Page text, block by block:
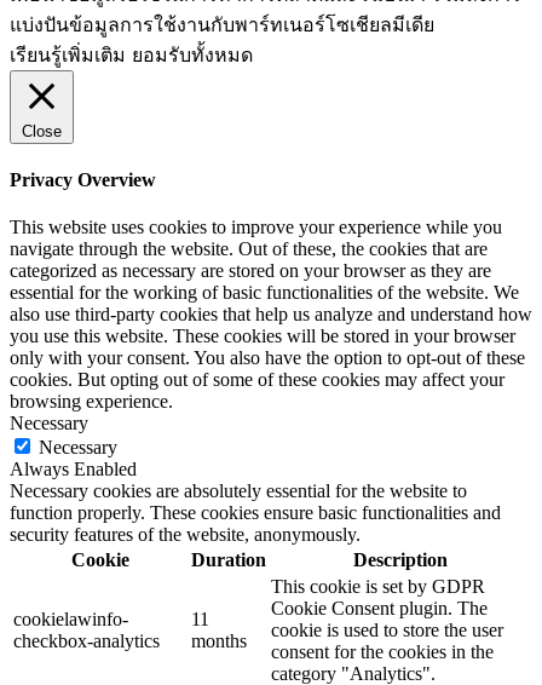
แบ่งปันข้อมูลการใช้งานกับพาร์ทเนอร์​โซเชียล​มีเดีย
เรียนรู้เพิ่มเติม ยอมรับทั้งหมด
Close
Privacy Overview
This website uses cookies to improve your experience while you
navigate through the website. Out of these, the cookies that are
categorized as necessary are stored on your browser as they are
essential for the working of basic functionalities of the website. We
also use third-party cookies that help us analyze and understand how
you use this website. These cookies will be stored in your browser
only with your consent. You also have the option to opt-out of these
cookies. But opting out of some of these cookies may affect your
browsing experience.
Necessary
Necessary
Always Enabled
Necessary cookies are absolutely essential for the website to
function properly. These cookies ensure basic functionalities and
security features of the website, anonymously.
Cookie
Duration Description
cookielawinfo-
checkbox-analytics
11
months
This cookie is set by GDPR
Cookie Consent plugin. The
cookie is used to store the user
consent for the cookies in the
category "Analytics".